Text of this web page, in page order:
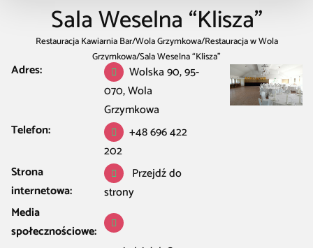
Sala Weselna “Klisza”
Restauracja Kawiarnia Bar/Wola Grzymkowa/Restauracja w Wola
Grzymkowa/Sala Weselna “Klisza”
Adres:
Wolska 90, 95-
070, Wola
Grzymkowa
Telefon:
+48 696 422
202
Strona
internetowa:
Przejdź do
strony
Media
społecznościowe: